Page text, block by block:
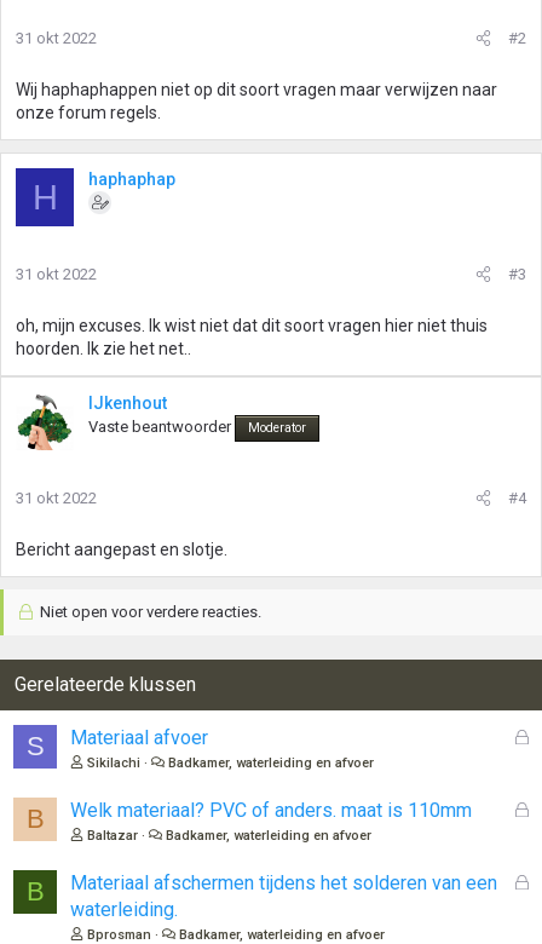
31 okt 2022 #2
Wij haphaphappen niet op dit soort vragen maar verwijzen naar
onze forum regels.
H haphaphap
31 okt 2022 #3
oh, mijn excuses. Ik wist niet dat dit soort vragen hier niet thuis
hoorden. Ik zie het net..
IJkenhout
Vaste beantwoorder Moderator
31 okt 2022 #4
Bericht aangepast en slotje.
Niet open voor verdere reacties.
Gerelateerde klussen
S
G
n
Materiaal afvoer
Sikilachi Badkamer, waterleiding en afvoer
B
G
Welk materiaal? PVC of anders. maat is 110mm
Baltazar Badkamer, waterleiding en afvoer
B
G
Materiaal afschermen tijdens het solderen van een
waterleiding.
Bprosman Badkamer, waterleiding en afvoer